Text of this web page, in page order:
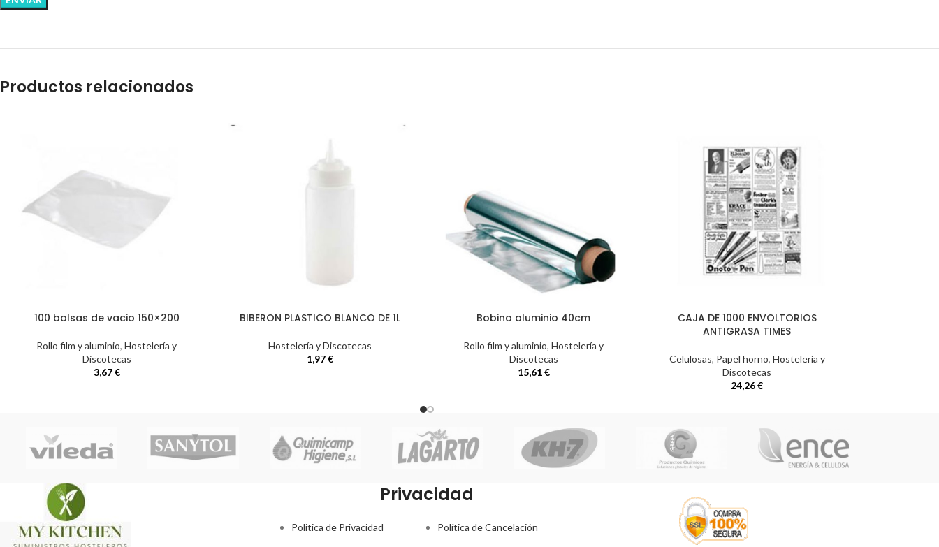
Productos relacionados
100 bolsas de vacio 150×200
Rollo film y aluminio,Hostelería y
Discotecas
3,67€
BIBERON PLASTICO BLANCO DE 1L
Hostelería y Discotecas
1,97€
Bobina aluminio 40cm
Rollo film y aluminio,Hostelería y
Discotecas
15,61€
CAJA DE 1000 ENVOLTORIOS
ANTIGRASA TIMES
Celulosas, Papel horno, Hostelería y
Discotecas
24,26€
Privacidad
Politica de Privacidad Política de Cancelación